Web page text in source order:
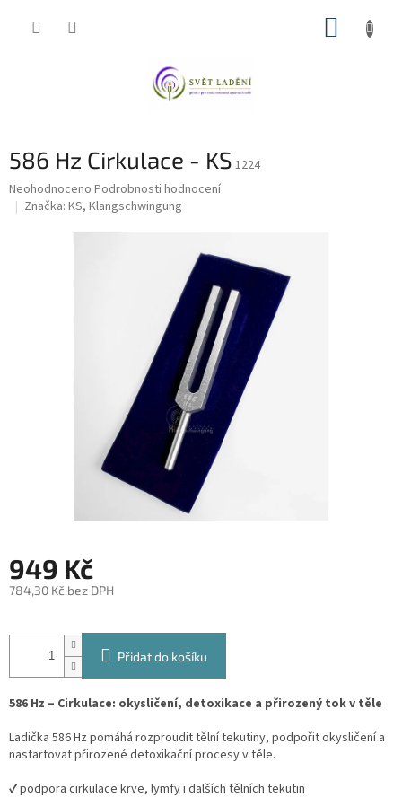
586 Hz Cirkulace - KS 1224
Průměrné
hodnocení
Neohodnoceno Podrobnosti hodnocení
Značka: KS, Klangschwingung
949 Kč
784,30 Kč bez DPH
cena:
Přidat do košíku
586 Hz – Cirkulace: okysličení, detoxikace a přirozený tok v těle
Ladička 586 Hz pomáhá rozproudit tělní tekutiny, podpořit okysličení a
nastartovat přirozené detoxikační procesy v těle.
✔ podpora cirkulace krve, lymfy i dalších tělních tekutin